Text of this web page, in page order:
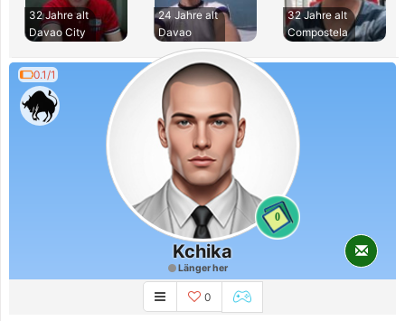
32 Jahre alt
Davao City
24 Jahre alt
Davao
32 Jahre alt
Compostela
0.1/1
0
Kchika
Länger her
0